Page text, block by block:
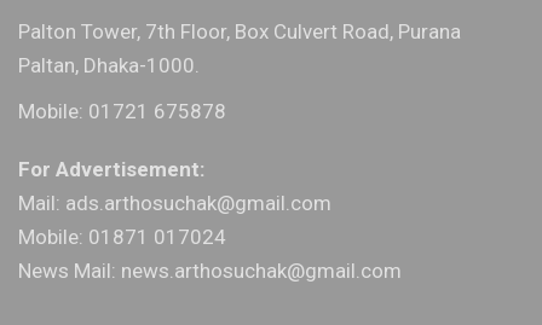
Palton Tower, 7th Floor, Box Culvert Road, Purana
Paltan, Dhaka-1000.
Mobile: 01721 675878
For Advertisement:
Mail: ads.arthosuchak@gmail.com
Mobile: 01871 017024
News Mail: news.arthosuchak@gmail.com